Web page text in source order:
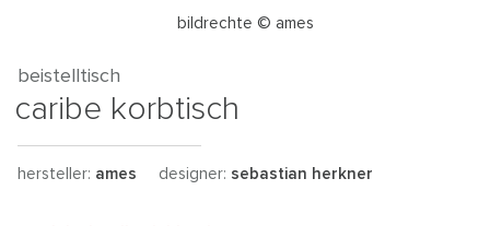
bildrechte © ames
beistelltisch
caribe korbtisch
hersteller: ames designer: sebastian herkner